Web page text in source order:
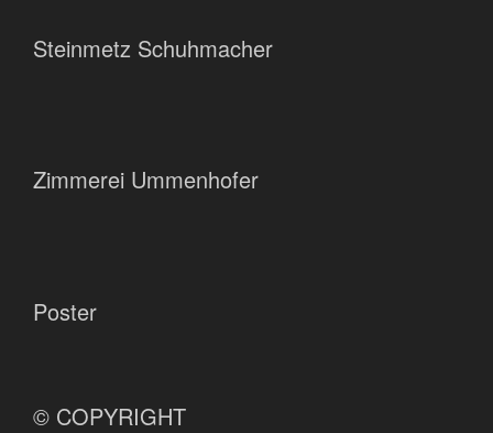
Steinmetz Schuhmacher
Zimmerei Ummenhofer
Poster
© COPYRIGHT